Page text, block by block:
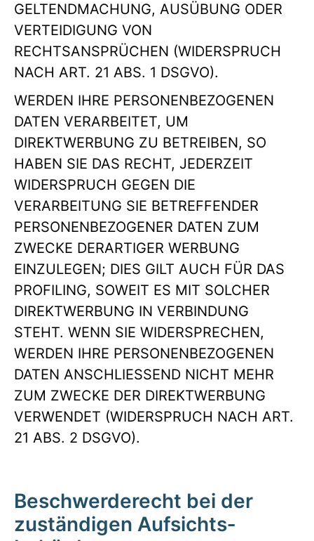
GELTENDMACHUNG, AUSÜBUNG ODER
VERTEIDIGUNG VON
RECHTSANSPRÜCHEN (WIDERSPRUCH
NACH ART. 21 ABS. 1 DSGVO).
WERDEN IHRE PERSONENBEZOGENEN
DATEN VERARBEITET, UM
DIREKTWERBUNG ZU BETREIBEN, SO
HABEN SIE DAS RECHT, JEDERZEIT
WIDERSPRUCH GEGEN DIE
VERARBEITUNG SIE BETREFFENDER
PERSONENBEZOGENER DATEN ZUM
ZWECKE DERARTIGER WERBUNG
EINZULEGEN; DIES GILT AUCH FÜR DAS
PROFILING, SOWEIT ES MIT SOLCHER
DIREKTWERBUNG IN VERBINDUNG
STEHT. WENN SIE WIDERSPRECHEN,
WERDEN IHRE PERSONENBEZOGENEN
DATEN ANSCHLIESSEND NICHT MEHR
ZUM ZWECKE DER DIREKTWERBUNG
VERWENDET (WIDERSPRUCH NACH ART.
21 ABS. 2 DSGVO).
Beschwerde­recht bei der
zuständigen Aufsichts­